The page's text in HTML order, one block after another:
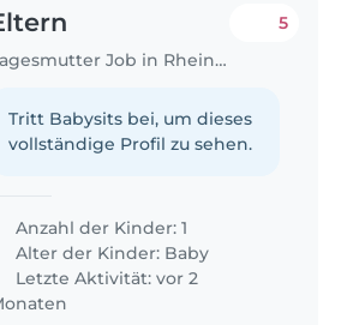
Tagesmutter Job in Rheinau
5
Tritt Babysits bei, um dieses
vollständige Profil zu sehen.
Anzahl der Kinder: 1
Alter der Kinder: Baby
Letzte Aktivität: vor 2